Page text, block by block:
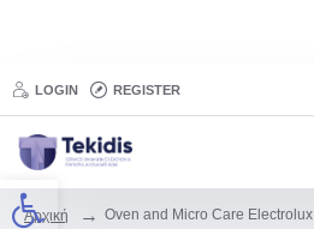
Προσβασιμότητα
LOGIN REGISTER
Αρχική Oven and Micro Care Electrolux